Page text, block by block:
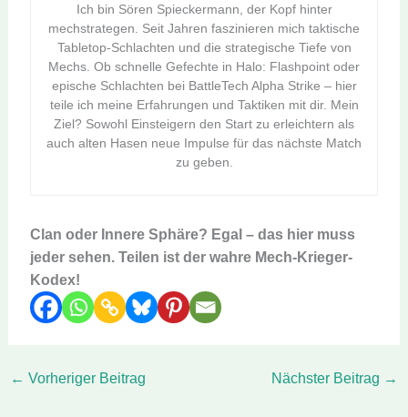
Ich bin Sören Spieckermann, der Kopf hinter
mechstrategen. Seit Jahren faszinieren mich taktische
Tabletop-Schlachten und die strategische Tiefe von
Mechs. Ob schnelle Gefechte in Halo: Flashpoint oder
epische Schlachten bei BattleTech Alpha Strike – hier
teile ich meine Erfahrungen und Taktiken mit dir. Mein
Ziel? Sowohl Einsteigern den Start zu erleichtern als
auch alten Hasen neue Impulse für das nächste Match
zu geben.
Clan oder Innere Sphäre? Egal – das hier muss
jeder sehen. Teilen ist der wahre Mech-Krieger-
Kodex!
← Vorheriger Beitrag Nächster Beitrag →